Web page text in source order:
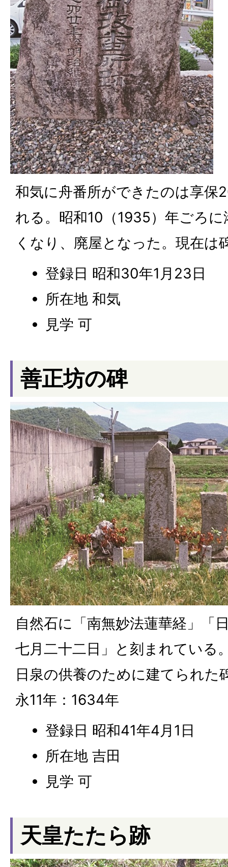
和気に舟番所ができたのは享保
れる。昭和10（1935）年ごろ
くなり、廃屋となった。現在は
登録日 昭和30年1月23日
所在地 和気
見学 可
善正坊の碑
自然石に「南無妙法蓮華経」「
七月二十二日」と刻まれている
日泉の供養のために建てられた
永11年：1634年
登録日 昭和41年4月1日
所在地 吉田
見学 可
天皇たたら跡